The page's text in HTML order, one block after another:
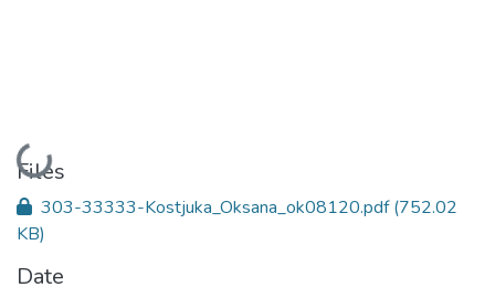
Loading...
Files
303-33333-Kostjuka_Oksana_ok08120.pdf(752.02
KB)
Date